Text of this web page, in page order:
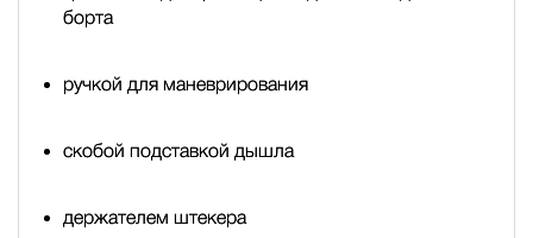
борта
ручкой для маневрирования
скобой подставкой дышла
держателем штекера